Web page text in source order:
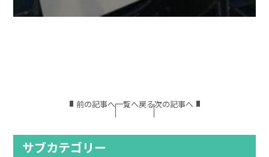
前の記事へ一覧へ戻る次の記事へ
サブカテゴリー